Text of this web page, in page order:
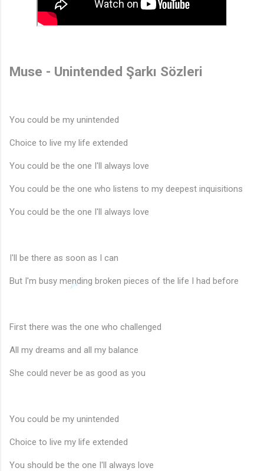
Muse - Unintended Şarkı Sözleri
You could be my unintended
Choice to live my life extended
You could be the one I'll always love
You could be the one who listens to my deepest inquisitions
You could be the one I'll always love
I'll be there as soon as I can
But I'm busy mending broken pieces of the life I had before
First there was the one who challenged
All my dreams and all my balance
She could never be as good as you
You could be my unintended
Choice to live my life extended
You should be the one I'll always love
♩
♬